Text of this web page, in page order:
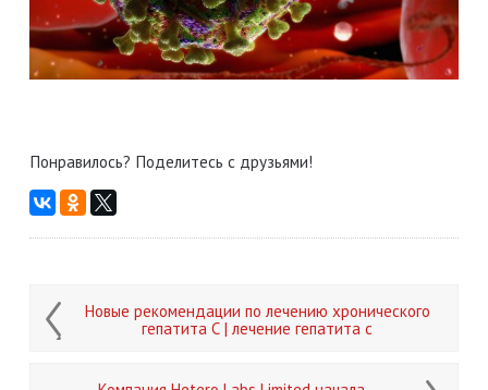
Понравилось? Поделитесь с друзьями!
Новые рекомендации по лечению хронического
гепатита С | лечение гепатита с